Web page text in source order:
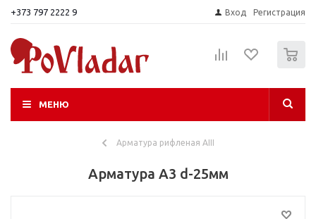
+373 797 2222 9 Вход Регистрация
МЕНЮ
Арматура рифленая АIII
Арматура A3 d-25мм